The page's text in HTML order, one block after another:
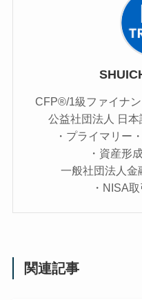
CFP®/1級ファイナ
公益社団法人 日
・プライマリー
・資産形
一般社団法人金
・NISA
関連記事